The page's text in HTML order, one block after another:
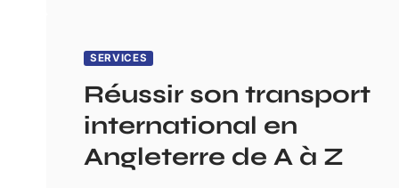
SERVICES
Réussir son transport
international en
Angleterre de A à Z